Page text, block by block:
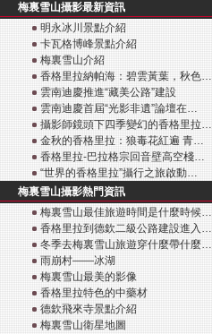
梅裏雪山攝影最新資訊
明永冰川景點介紹
卡瓦格博峰景點介紹
梅裏雪山介紹
香格里拉納帕海：碧雲黃葉，秋色…
雲南迪慶推進“藏美公路”建設
雲南迪慶首屆“光影非遺”論壇在…
攝影師鏡頭下四季變幻的香格里拉…
金秋的香格里拉：狼毒花紅遍 青…
香格里拉-巴拉格宗回音壁高空棧…
“世界的香格里拉”攝行之旅啟動…
梅裏雪山攝影熱門資訊
梅裏雪山最佳旅遊時間是什麼時候…
香格里拉到德欽二級公路建設進入…
冬季去梅裏雪山旅遊穿什麼帶什麼…
雨崩村——冰湖
梅裏雪山最美的影像
香格里拉特色的中藥材
德欽飛來寺景點介紹
梅裏雪山衛星地圖